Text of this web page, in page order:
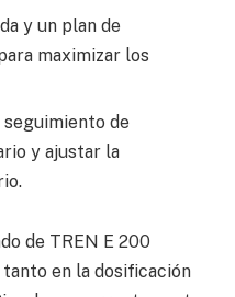
y un plan de
maximizar los
de
y ajustar la
de TREN E 200
en la dosificación